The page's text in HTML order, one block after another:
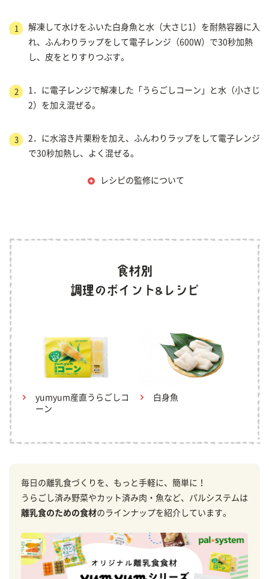
1
解凍して水けをふいた白身魚と水（大さじ1）を耐熱容器に入
れ、ふんわりラップをして電子レンジ（600W）で30秒加熱
し、皮をとりすりつぶす。
2
1．に電子レンジで解凍した「うらごしコーン」と水（小さじ
2）を加え混ぜる。
3
2．に水溶き片栗粉を加え、ふんわりラップをして電子レンジ
で30秒加熱し、よく混ぜる。
レシピの監修について
yumyum産直うらごしコ
ーン
白身魚
毎日の離乳食づくりを、もっと手軽に、簡単に！
うらごし済み野菜やカット済み肉・魚など、パルシステムは
離乳食のための食材のラインナップを紹介しています。